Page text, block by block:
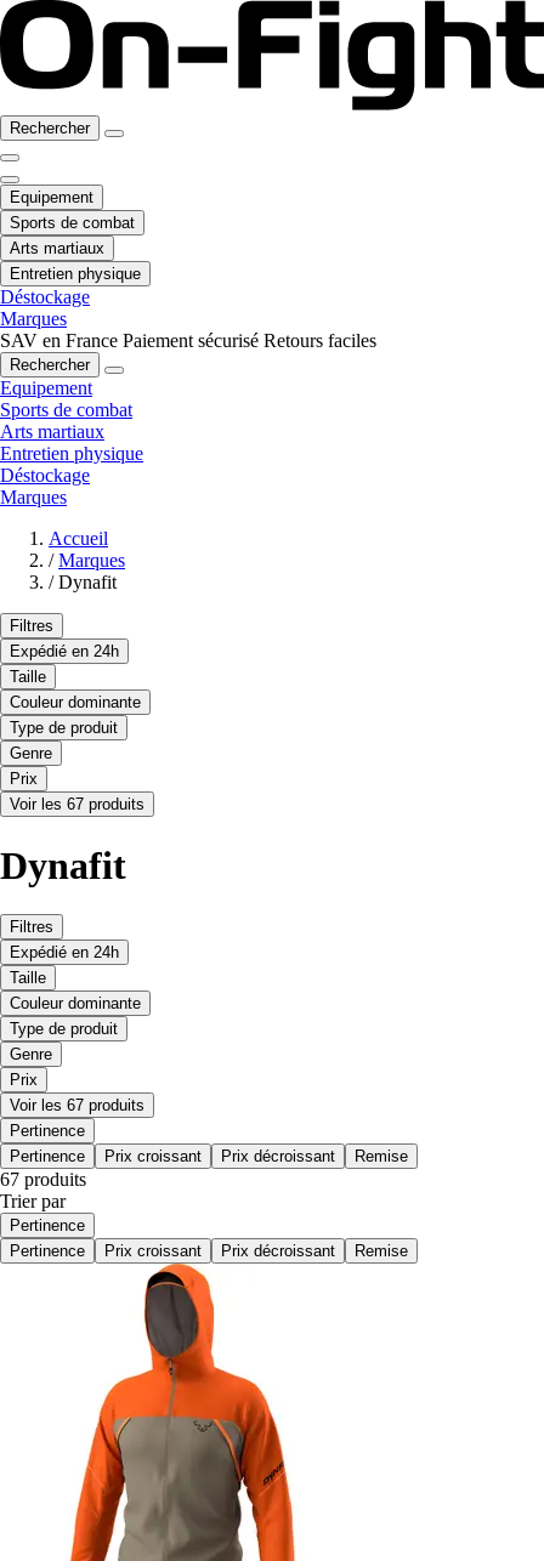
Rechercher
Equipement
Sports de combat
Arts martiaux
Entretien physique
Déstockage
Marques
SAV en France Paiement sécurisé Retours faciles
Rechercher
Equipement
Sports de combat
Arts martiaux
Entretien physique
Déstockage
Marques
Accueil
/ Marques
/ Dynafit
Filtres
Expédié en 24h
Taille
Couleur dominante
Type de produit
Genre
Prix
Voir les 67 produits
Dynafit
Filtres
Expédié en 24h
Taille
Couleur dominante
Type de produit
Genre
Prix
Voir les 67 produits
Pertinence
Pertinence
Prix croissant Prix décroissant Remise
67 produits
Trier par
Pertinence
Pertinence
Prix croissant Prix décroissant Remise